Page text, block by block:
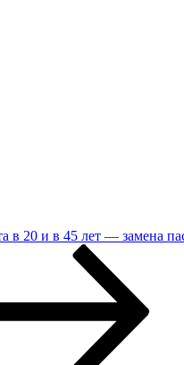
в 20 и в 45 лет — замена